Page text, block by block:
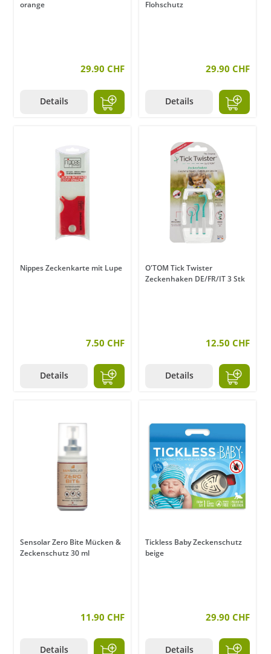
orange
29.90 CHF
Details
Flohschutz
29.90 CHF
Details
Nippes Zeckenkarte mit Lupe
7.50 CHF
Details
O'TOM Tick Twister
Zeckenhaken DE/FR/IT 3 Stk
12.50 CHF
Details
Sensolar Zero Bite Mücken &
Zeckenschutz 30 ml
11.90 CHF
Details
Tickless Baby Zeckenschutz
beige
29.90 CHF
Details